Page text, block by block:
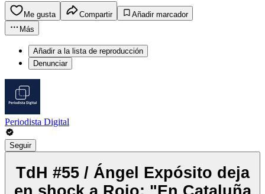
Me gusta Compartir
Añadir marcador
Más
Añadir a la lista de reproducción
Denunciar
Periodista Digital
Seguir
TdH #55 / Ángel Expósito deja